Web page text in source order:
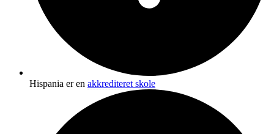
Hispania er en akkrediteret skole